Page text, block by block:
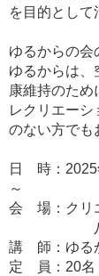
を目的として
ゆるからの会
ゆるからは、
康維持のため
レクリエー
のない方でも
日 時：
～
会 場：クリ
八王子
講 師：ゆる
定 員：20名